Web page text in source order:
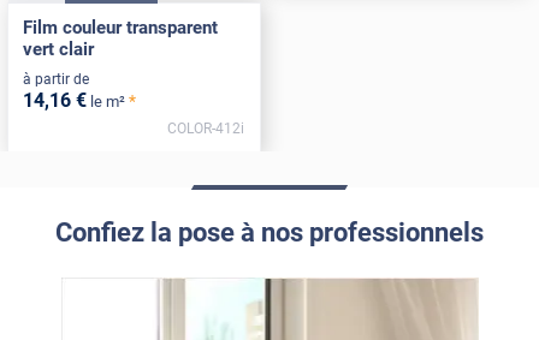
Film couleur transparent
vert clair
à partir de
14,16 € le m² *
COLOR-412i
Confiez la pose à nos professionnels